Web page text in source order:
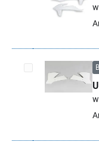
Artikel auswählen
Artikel auswählen